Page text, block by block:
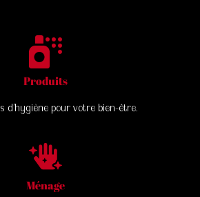
Produits
d’hygiène pour votre bien-être.
Ménage